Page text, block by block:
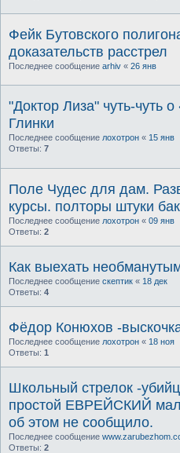
Фейк Бутовского
доказательств расстрел
Последнее сообщение arhiv « 26 янв
"Доктор Лиза" чуть-чуть
Глинки
Последнее сообщение лохотрон « 15 янв
Ответы: 7
Поле Чудес для дам.
курсы. полторы штуки
Последнее сообщение лохотрон « 09 янв
Ответы: 2
Как выехать
Последнее сообщение скептик « 18 дек
Ответы: 4
Фёдор Конюхов -
Последнее сообщение лохотрон « 18 ноя
Ответы: 1
Школьный стрелок -
простой ЕВРЕЙСКИЙ
об этом не сообщило.
Последнее сообщение
Ответы: 2